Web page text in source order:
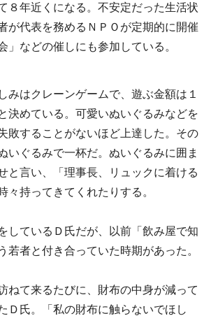
８年近くになる。不安定だった生活状
が代表を務めるＮＰＯが定期的に開催
」などの催しにも参加している。
はクレーンゲームで、遊ぶ金額は１
決めている。可愛いぬいぐるみなどを
敗することがないほど上達した。その
いぐるみで一杯だ。ぬいぐるみに囲ま
と言い、「理事長、リュックに着ける
々持ってきてくれたりする。
しているＤ氏だが、以前「飲み屋で知
若者と付き合っていた時期があった。
ねて来るたびに、財布の中身が減って
Ｄ氏。「私の財布に触らないでほし